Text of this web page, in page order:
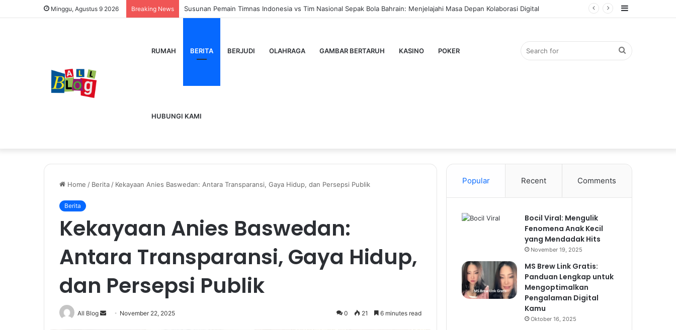
Minggu, Agustus 9 2026 Breaking News Dutamovie21 Pro: Panduan Lengkap untuk Pengguna Modern Sidebar
RUMAH BERITA BERJUDI OLAHRAGA GAMBAR BERTARUH KASINO POKER
HUBUNGI KAMI
Search
Home / Berita / Kekayaan Anies Baswedan: Antara Transparansi, Gaya Hidup, dan Persepsi Publik
Berita
Kekayaan Anies Baswedan:
Antara Transparansi, Gaya Hidup,
dan Persepsi Publik
All Blog
Send November 22, 2025 0 21 6 minutes read
Popular Recent Comments
Bocil Viral: Mengulik
Fenomena Anak Kecil
yang Mendadak Hits
November 19, 2025
MS Brew Link Gratis:
Panduan Lengkap untuk
Mengoptimalkan
Pengalaman Digital
Kamu
Oktober 16, 2025